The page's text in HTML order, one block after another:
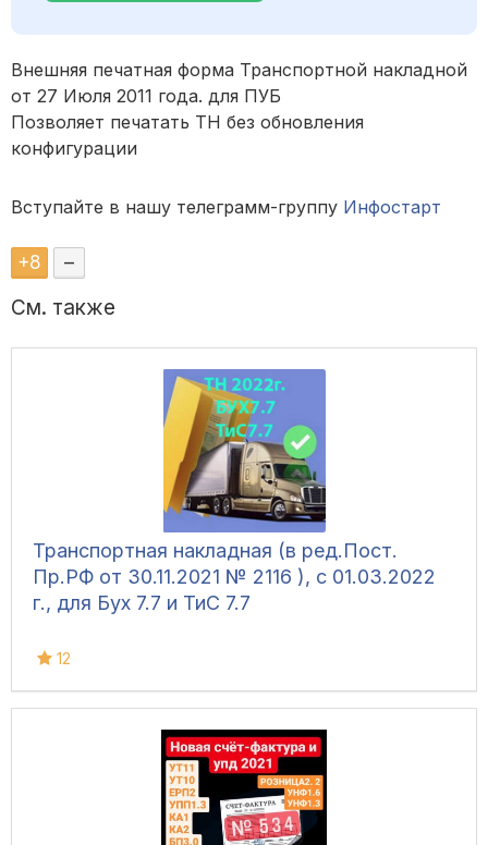
Внешняя печатная форма Транспортной накладной
от 27 Июля 2011 года. для ПУБ
Позволяет печатать ТН без обновления
конфигурации
Вступайте в нашу телеграмм-группу Инфостарт
+8 –
См. также
Транспортная накладная (в ред.Пост.
Пр.РФ от 30.11.2021 № 2116 ), с 01.03.2022
г., для Бух 7.7 и ТиС 7.7
12